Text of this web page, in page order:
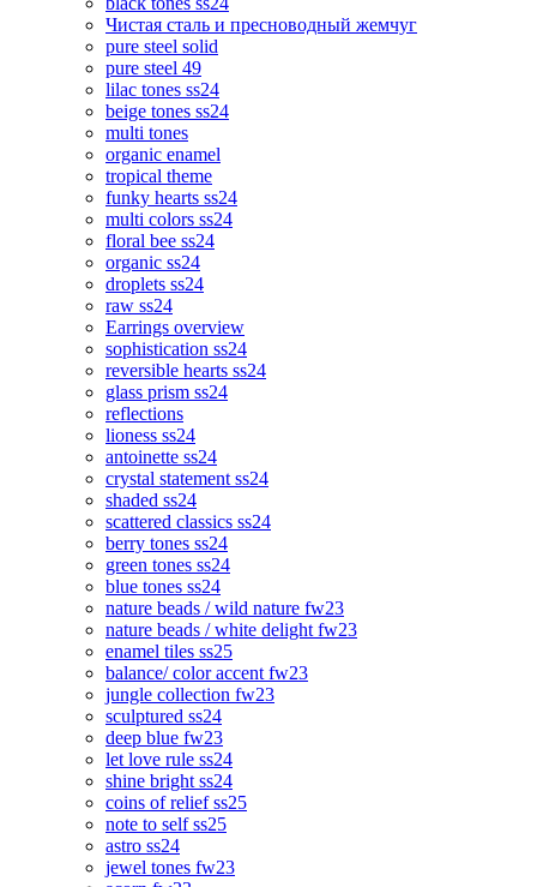
Чистая сталь и пресноводный жемчуг
pure steel solid
pure steel 49
lilac tones ss24
beige tones ss24
multi tones
organic enamel
tropical theme
funky hearts ss24
multi colors ss24
floral bee ss24
organic ss24
droplets ss24
raw ss24
Earrings overview
sophistication ss24
reversible hearts ss24
glass prism ss24
reflections
lioness ss24
antoinette ss24
crystal statement ss24
shaded ss24
scattered classics ss24
berry tones ss24
green tones ss24
blue tones ss24
nature beads / wild nature fw23
nature beads / white delight fw23
enamel tiles ss25
balance/ color accent fw23
jungle collection fw23
sculptured ss24
deep blue fw23
let love rule ss24
shine bright ss24
coins of relief ss25
note to self ss25
astro ss24
jewel tones fw23